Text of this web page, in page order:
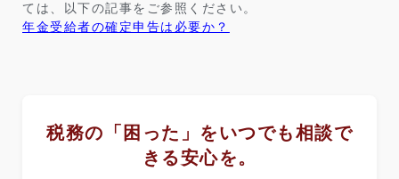
ては、以下の記事をご参照ください。
年金受給者の確定申告は必要か？
税務の「困った」をいつでも相談で
きる安心を。